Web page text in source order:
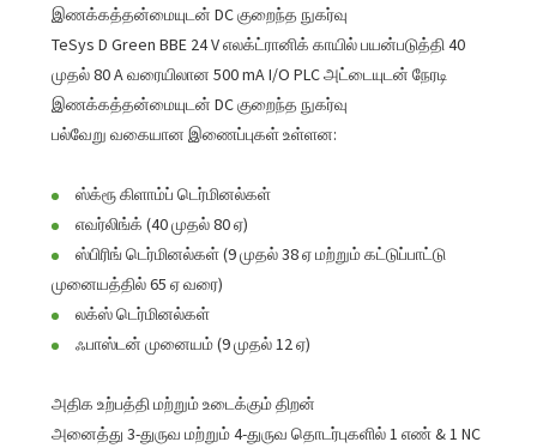
இணக்கத்தன்மையுடன் DC குறைந்த நுகர்வு
TeSys D Green BBE 24 V எலக்ட்ரானிக் காயில் பயன்படுத்தி 40
முதல் 80 A வரையிலான 500 mA I/O PLC அட்டையுடன் நேரடி
இணக்கத்தன்மையுடன் DC குறைந்த நுகர்வு
பல்வேறு வகையான இணைப்புகள் உள்ளன:
ஸ்க்ரூ கிளாம்ப் டெர்மினல்கள்
எவர்லிங்க் (40 முதல் 80 ஏ)
ஸ்பிரிங் டெர்மினல்கள் (9 முதல் 38 ஏ மற்றும் கட்டுப்பாட்டு
முனையத்தில் 65 ஏ வரை)
லக்ஸ் டெர்மினல்கள்
ஃபாஸ்டன் முனையம் (9 முதல் 12 ஏ)
அதிக உற்பத்தி மற்றும் உடைக்கும் திறன்
அனைத்து 3-துருவ மற்றும் 4-துருவ தொடர்புகளில் 1 எண் & 1 NC